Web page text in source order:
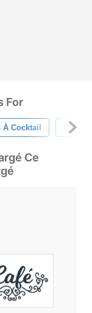
For
À Cocktail Coloré
Ce